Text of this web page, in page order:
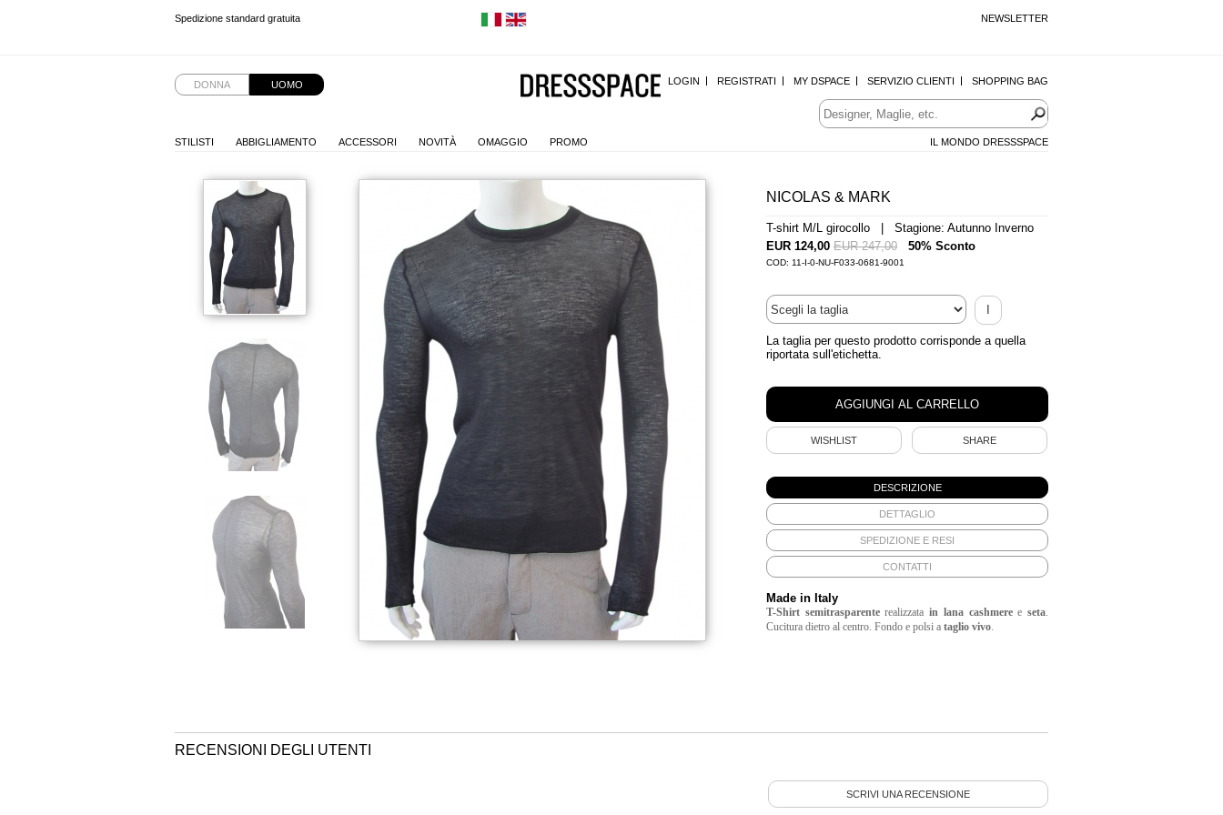
NEWSLETTER
Spedizione standard gratuita
DONNA UOMO LOGIN REGISTRATI MY DSPACE SERVIZIO CLIENTI SHOPPING BAG
STILISTI ABBIGLIAMENTO ACCESSORI NOVITÀ OMAGGIO PROMO IL MONDO DRESSSPACE
NICOLAS & MARK
T-shirt M/L girocollo | Stagione: Autunno Inverno
EUR 124,00 EUR 247,00 50% Sconto
COD: 11-I-0-NU-F033-0681-9001
I
La taglia per questo prodotto corrisponde a quella
riportata sull'etichetta.
WISHLIST SHARE
DESCRIZIONE
DETTAGLIO
SPEDIZIONE E RESI
CONTATTI
Made in Italy
T-Shirt semitrasparenterealizzatain lana cashmereeseta
Cucitura dietro al centro. Fondo e polsi a taglio vivo
RECENSIONI DEGLI UTENTI
SCRIVI UNA RECENSIONE